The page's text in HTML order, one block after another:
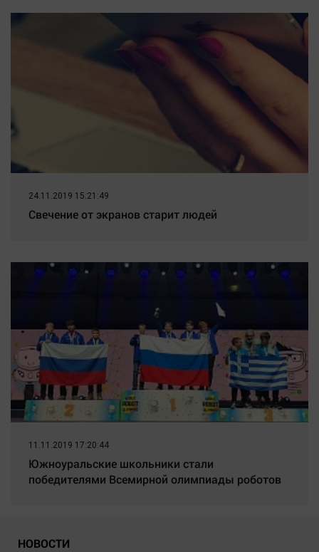
24.11.2019 15:21:49
Свечение от экранов старит людей
11.11.2019 17:20:44
Южноуральские школьники стали
победителями Всемирной олимпиады роботов
НОВОСТИ